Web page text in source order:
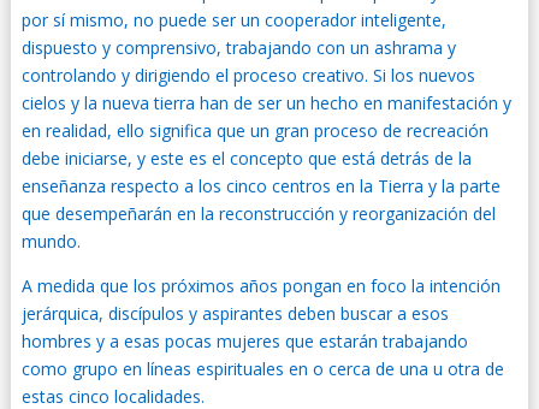
por sí mismo, no puede ser un cooperador inteligente,
dispuesto y comprensivo, trabajando con un ashrama y
controlando y dirigiendo el proceso creativo. Si los nuevos
cielos y la nueva tierra han de ser un hecho en manifestación y
en realidad, ello significa que un gran proceso de recreación
debe iniciarse, y este es el concepto que está detrás de la
enseñanza respecto a los cinco centros en la Tierra y la parte
que desempeñarán en la reconstrucción y reorganización del
mundo.
A medida que los próximos años pongan en foco la intención
jerárquica, discípulos y aspirantes deben buscar a esos
hombres y a esas pocas mujeres que estarán trabajando
como grupo en líneas espirituales en o cerca de una u otra de
estas cinco localidades.